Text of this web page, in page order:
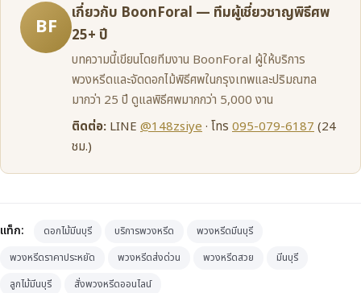
BF
เกี่ยวกับ BoonForal — ทีมผู้เชี่ยวชาญพิธีศพ
25+ ปี
บทความนี้เขียนโดยทีมงาน BoonForal ผู้ให้บริการ
พวงหรีดและจัดดอกไม้พิธีศพในกรุงเทพและปริมณฑล
มากว่า 25 ปี ดูแลพิธีศพมากกว่า 5,000 งาน
ติดต่อ: LINE @148zsiye· โทร 095-079-6187(24
ชม.)
แท็ก: ดอกไม้มีนบุรี บริการพวงหรีด
พวงหรีดมีนบุรี
พวงหรีดราคาประหยัด
พวงหรีดส่งด่วน พวงหรีดสวย
มีนบุรี
ลูกไม้มีนบุรี
สั่งพวงหรีดออนไลน์